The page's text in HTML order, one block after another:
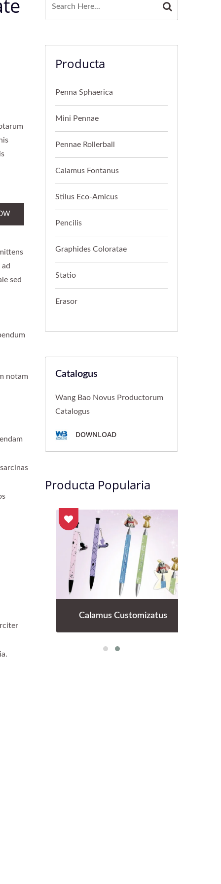
sed
notam
Producta
Penna Sphaerica
Mini Pennae
Pennae Rollerball
Calamus Fontanus
Stilus Eco-Amicus
Pencilis
Graphides Coloratae
Statio
Erasor
Catalogus
Wang Bao Novus Productorum
Catalogus
DOWNLOAD
Producta Popularia
Calamus Customizatus